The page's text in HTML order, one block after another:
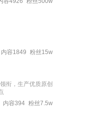
粉丝15w
内容1849
衔，生产优质原创
粉丝7.5w
内容394